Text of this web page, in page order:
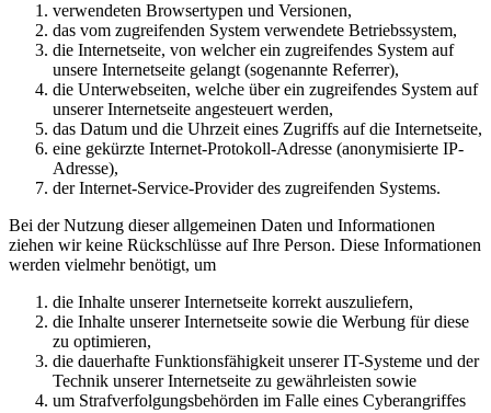
verwendeten Browsertypen und Versionen,
das vom zugreifenden System verwendete Betriebssystem,
die Internetseite, von welcher ein zugreifendes System auf
unsere Internetseite gelangt (sogenannte Referrer),
die Unterwebseiten, welche über ein zugreifendes System auf
unserer Internetseite angesteuert werden,
das Datum und die Uhrzeit eines Zugriffs auf die Internetseite,
eine gekürzte Internet-Protokoll-Adresse (anonymisierte IP-
Adresse),
der Internet-Service-Provider des zugreifenden Systems.
Bei der Nutzung dieser allgemeinen Daten und Informationen
ziehen wir keine Rückschlüsse auf Ihre Person. Diese Informationen
werden vielmehr benötigt, um
die Inhalte unserer Internetseite korrekt auszuliefern,
die Inhalte unserer Internetseite sowie die Werbung für diese
zu optimieren,
die dauerhafte Funktionsfähigkeit unserer IT-Systeme und der
Technik unserer Internetseite zu gewährleisten sowie
um Strafverfolgungsbehörden im Falle eines Cyberangriffes